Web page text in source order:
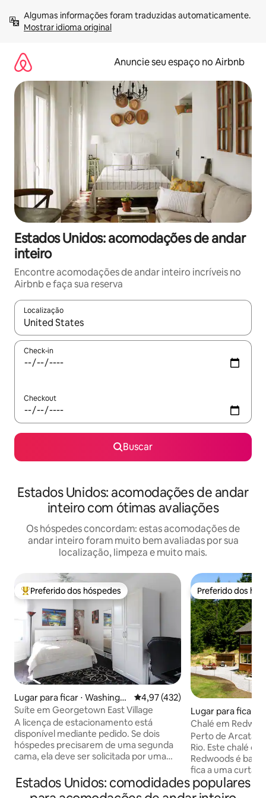
para
Mostrar idioma original
Anuncie seu espaço no Airbnb
Estados Unidos: acomodações de andar
inteiro
Encontre acomodações de andar inteiro incríveis no
Airbnb e faça sua reserva
Localização
Quando os resultados estiverem disponíveis, explore-os
Check-in
Checkout
Buscar
Estados Unidos: acomodações de andar
inteiro com ótimas avaliações
Os hóspedes concordam: estas acomodações de
andar inteiro foram muito bem avaliadas por sua
localização, limpeza e muito mais.
Entre os melhores preferidos dos hóspedes
Preferido dos hóspedes
Lugar para ficar ⋅ Washingto
n
4,97 de uma avaliação média de
4,97 (432)
Suíte em Georgetown East Village
A licença de estacionamento está
disponível mediante pedido. Se dois
hóspedes precisarem de uma segunda
cama, ela deve ser solicitada por uma
limpeza. Sem festas. Viva como um
morador de Georgetown/nossos
Preferido dos
Preferido dos
Lugar para ficar ⋅
Chalé em
Banheira de
Perto de Arcata,
Rio. Este chalé contemporâneo em
Redwoods é
fica a uma curta
e a 10 minutos de
centro de Arcata,
Estados Unidos: comodidades populares